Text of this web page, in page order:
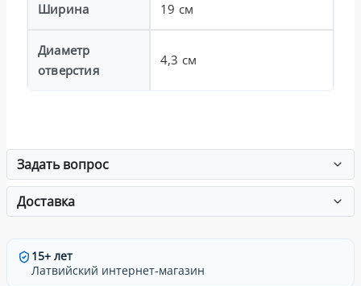
Ширина 19 см
Диаметр
отверстия
4,3 см
Задать вопрос
Доставка
15+ лет
Латвийский интернет-магазин